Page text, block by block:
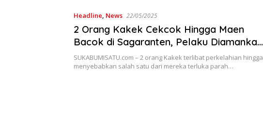
Headline, News 22/05/2025
2 Orang Kakek Cekcok Hingga Maen
Bacok di Sagaranten, Pelaku Diamankan
Polisi
SUKABUMISATU.com – 2 orang Kakek terlibat perkelahian hingga
menyebabkan salah satu dari mereka terluka parah…